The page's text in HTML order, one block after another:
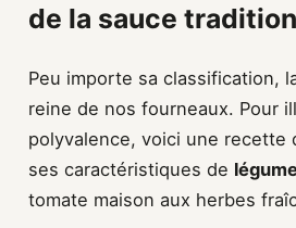
de la sauce
Peu importe sa classification,
reine de nos fourneaux. Pour
polyvalence, voici une recette
ses caractéristiques de
tomate maison aux herbes